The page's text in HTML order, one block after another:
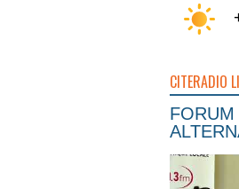
CITERADIO
FORUM